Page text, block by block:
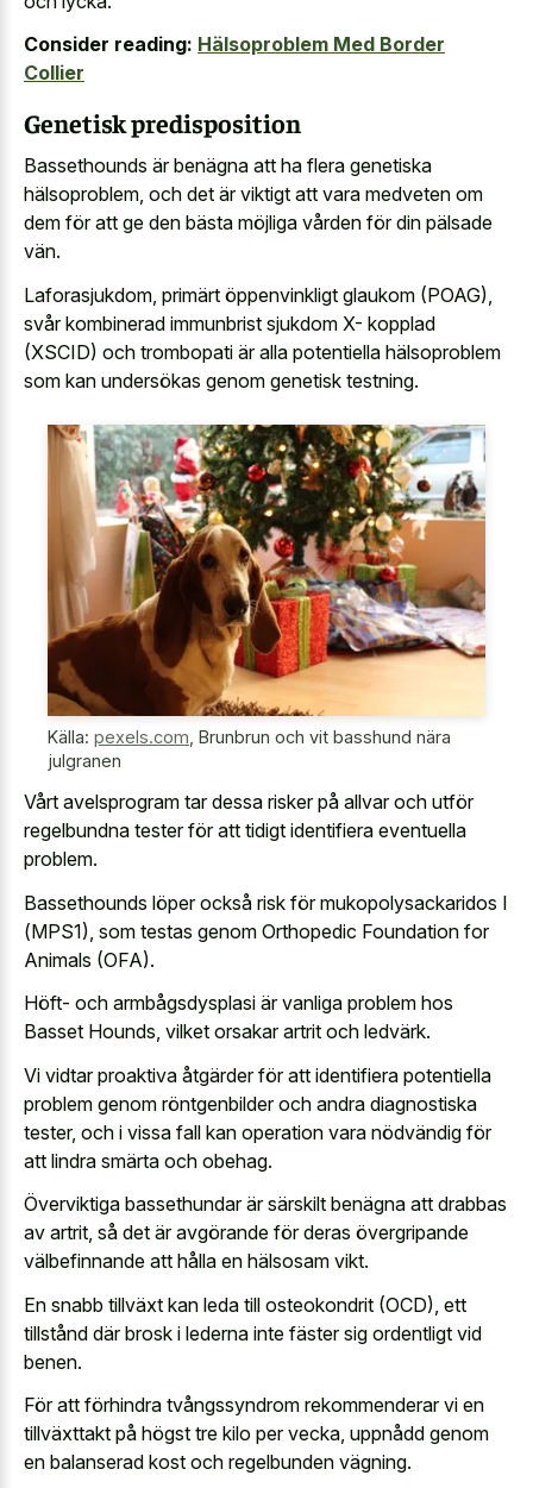
Consider reading: Hälsoproblem Med Border
Collier
Genetisk predisposition
Bassethounds är benägna att ha flera genetiska
hälsoproblem, och det är viktigt att vara medveten om
dem för att ge den bästa möjliga vården för din pälsade
vän.
Laforasjukdom, primärt öppenvinkligt glaukom (POAG),
svår kombinerad immunbrist sjukdom X- kopplad
(XSCID) och trombopati är alla potentiella hälsoproblem
som kan undersökas genom genetisk testning.
Källa: pexels.com Brunbrun och vit basshund nära
julgranen
Vårt avelsprogram tar dessa risker på allvar och utför
regelbundna tester för att tidigt identifiera eventuella
problem.
Bassethounds löper också risk för mukopolysackaridos I
(MPS1), som testas genom Orthopedic Foundation for
Animals (OFA).
Höft- och armbågsdysplasi är vanliga problem hos
Basset Hounds, vilket orsakar artrit och ledvärk.
Vi vidtar proaktiva åtgärder för att identifiera potentiella
problem genom röntgenbilder och andra diagnostiska
tester, och i vissa fall kan operation vara nödvändig för
att lindra smärta och obehag.
Överviktiga bassethundar är särskilt benägna att drabbas
av artrit, så det är avgörande för deras övergripande
välbefinnande att hålla en hälsosam vikt.
En snabb tillväxt kan leda till osteokondrit (OCD), ett
tillstånd där brosk i lederna inte fäster sig ordentligt vid
benen.
För att förhindra tvångssyndrom rekommenderar vi en
tillväxttakt på högst tre kilo per vecka, uppnådd genom
en balanserad kost och regelbunden vägning.